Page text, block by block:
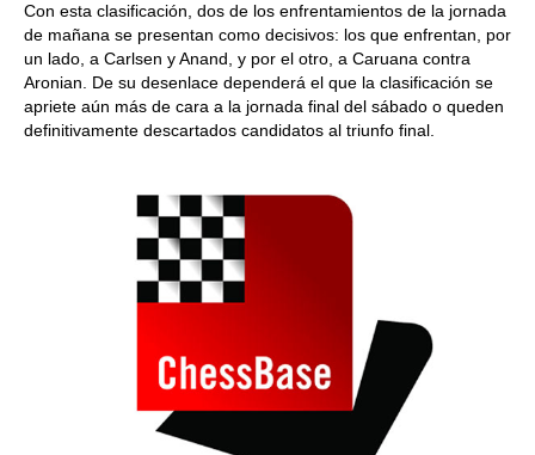
Con esta clasificación, dos de los enfrentamientos de la jornada
de mañana se presentan como decisivos: los que enfrentan, por
un lado, a Carlsen y Anand, y por el otro, a Caruana contra
Aronian. De su desenlace dependerá el que la clasificación se
apriete aún más de cara a la jornada final del sábado o queden
definitivamente descartados candidatos al triunfo final.